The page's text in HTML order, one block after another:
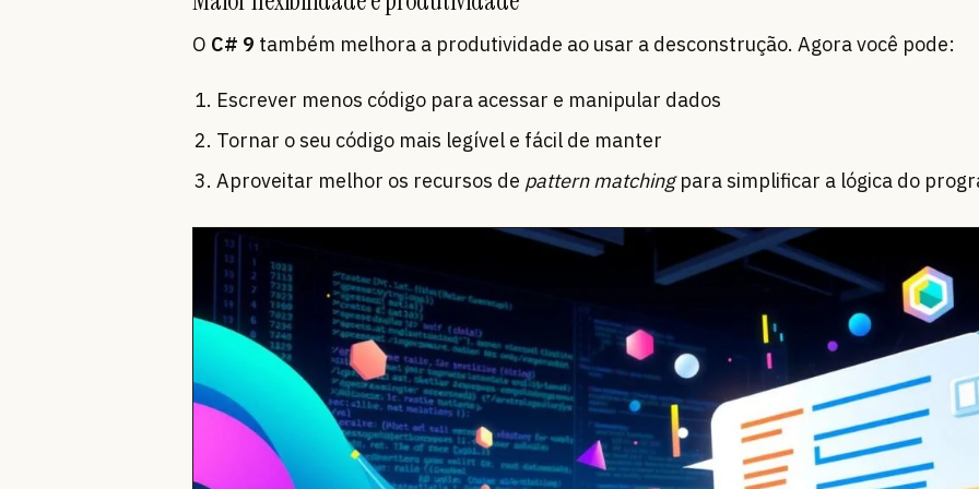
O C# 9 também melhora a produtividade ao usar a desconstrução. Agora você pode:
Escrever menos código para acessar e manipular dados
Tornar o seu código mais legível e fácil de manter
Aproveitar melhor os recursos de pattern matchingpara simplificar a lógica do